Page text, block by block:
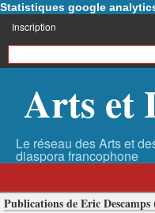
Statistiques google
Inscription
Arts et
Publications de Eric Descamps